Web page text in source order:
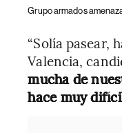
Grupo armados
“Solía pasear,
Valencia,
mucha de
hace muy